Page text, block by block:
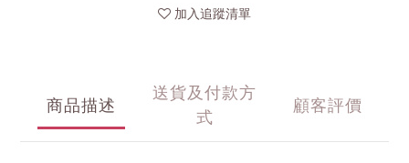
加入追蹤清單
商品描述
送貨及付款方
式
顧客評價